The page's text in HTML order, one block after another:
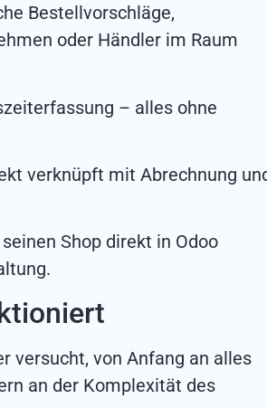
Bestellvorschläge,
oder Händler im Raum
– alles ohne
verknüpft mit Abrechnung
Shop direkt in Odoo
versucht, von Anfang an alles
an der Komplexität des